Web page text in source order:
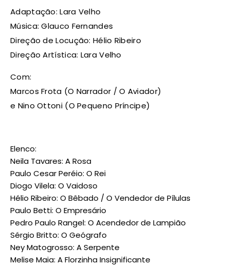
Adaptação: Lara Velho
Música: Glauco Fernandes
Direção de Locução: Hélio Ribeiro
Direção Artística: Lara Velho
Com:
Marcos Frota (O Narrador / O Aviador)
e Nino Ottoni (O Pequeno Príncipe)
Elenco:
Neila Tavares: A Rosa
Paulo Cesar Peréio: O Rei
Diogo Vilela: O Vaidoso
Hélio Ribeiro: O Bêbado / O Vendedor de Pílulas
Paulo Betti: O Empresário
Pedro Paulo Rangel: O Acendedor de Lampião
Sérgio Britto: O Geógrafo
Ney Matogrosso: A Serpente
Melise Maia: A Florzinha Insignificante